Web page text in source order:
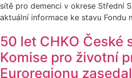
sítě pro demenci v okrese Střední
aktuální informace ke stavu Fondu
50 let CHKO České
Komise pro životní
Euroregionu